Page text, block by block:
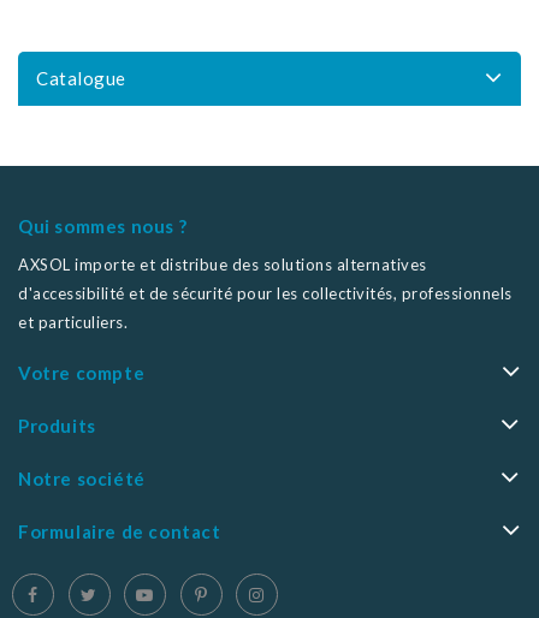
Catalogue
Qui sommes nous ?
AXSOL importe et distribue des solutions alternatives
d'accessibilité et de sécurité pour les collectivités, professionnels
et particuliers.
Votre compte
Produits
Notre société
Formulaire de contact